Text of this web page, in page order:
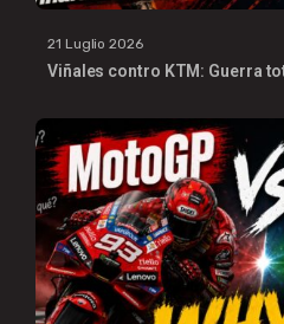
21 Luglio 2026
Viñales contro KTM: Guerra